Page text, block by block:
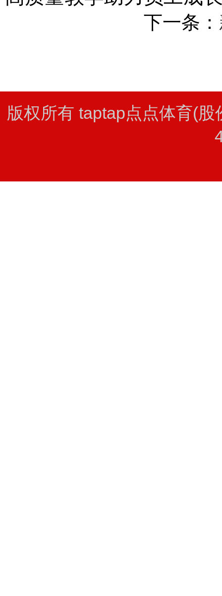
下一条：
版权所有 taptap点点体育(